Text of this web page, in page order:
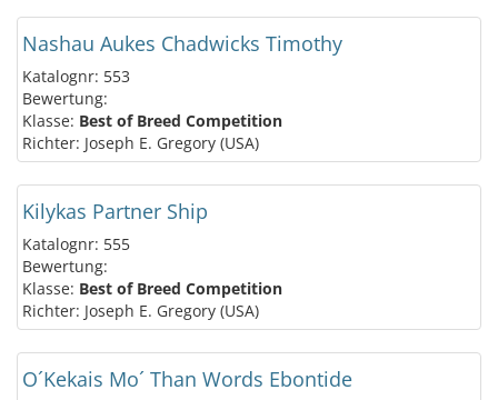
Nashau Aukes Chadwicks Timothy
Katalognr: 553
Bewertung:
Klasse: Best of Breed Competition
Richter: Joseph E. Gregory (USA)
Kilykas Partner Ship
Katalognr: 555
Bewertung:
Klasse: Best of Breed Competition
Richter: Joseph E. Gregory (USA)
O´Kekais Mo´ Than Words Ebontide